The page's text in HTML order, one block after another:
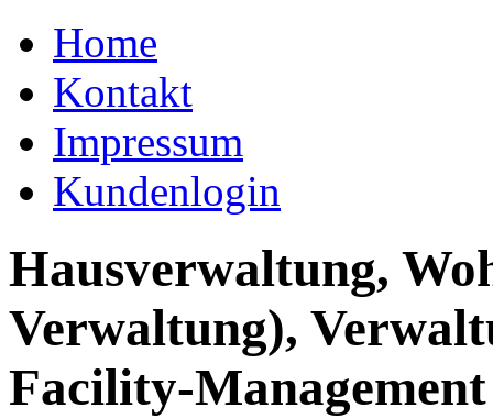
Home
Kontakt
Impressum
Kundenlogin
Hausverwaltung,
Verwaltung),
Facility-Management